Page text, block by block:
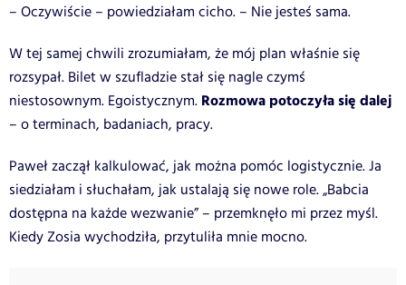
– Oczywiście – powiedziałam cicho. – Nie jesteś sama.
W tej samej chwili zrozumiałam, że mój plan właśnie się
rozsypał. Bilet w szufladzie stał się nagle czymś
niestosownym. Egoistycznym. Rozmowa potoczyła się dalej
– o terminach, badaniach, pracy.
Paweł zaczął kalkulować, jak można pomóc logistycznie. Ja
siedziałam i słuchałam, jak ustalają się nowe role. „Babcia
dostępna na każde wezwanie” – przemknęło mi przez myśl.
Kiedy Zosia wychodziła, przytuliła mnie mocno.